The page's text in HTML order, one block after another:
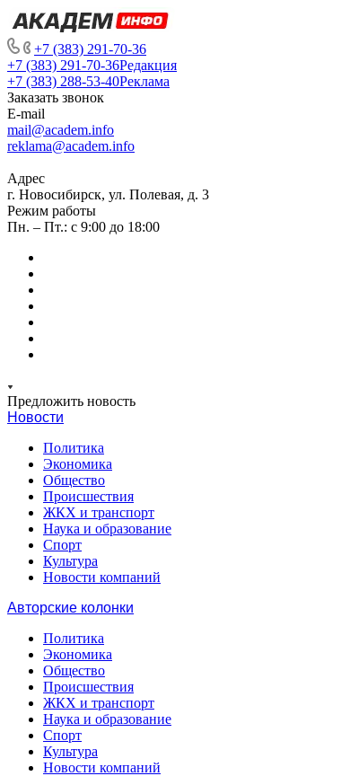
+7 (383) 291-70-36
+7 (383) 291-70-36Редакция
+7 (383) 288-53-40Реклама
Заказать звонок
E-mail
mail@academ.info
reklama@academ.info
Адрес
г. Новосибирск, ул. Полевая, д. 3
Режим работы
Пн. – Пт.: с 9:00 до 18:00
Предложить новость
Новости
Политика
Экономика
Общество
Происшествия
ЖКХ и транспорт
Наука и образование
Спорт
Культура
Новости компаний
Авторские колонки
Политика
Экономика
Общество
Происшествия
ЖКХ и транспорт
Наука и образование
Спорт
Культура
Новости компаний